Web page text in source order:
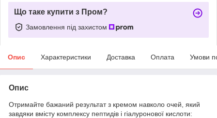
Що таке купити з Пром?
Замовлення під захистом
Опис Характеристики Доставка Оплата Умови
Опис
Отримайте бажаний результат з кремом навколо очей, який
завдяки вмісту комплексу пептидів і гіалуронової кислоти: